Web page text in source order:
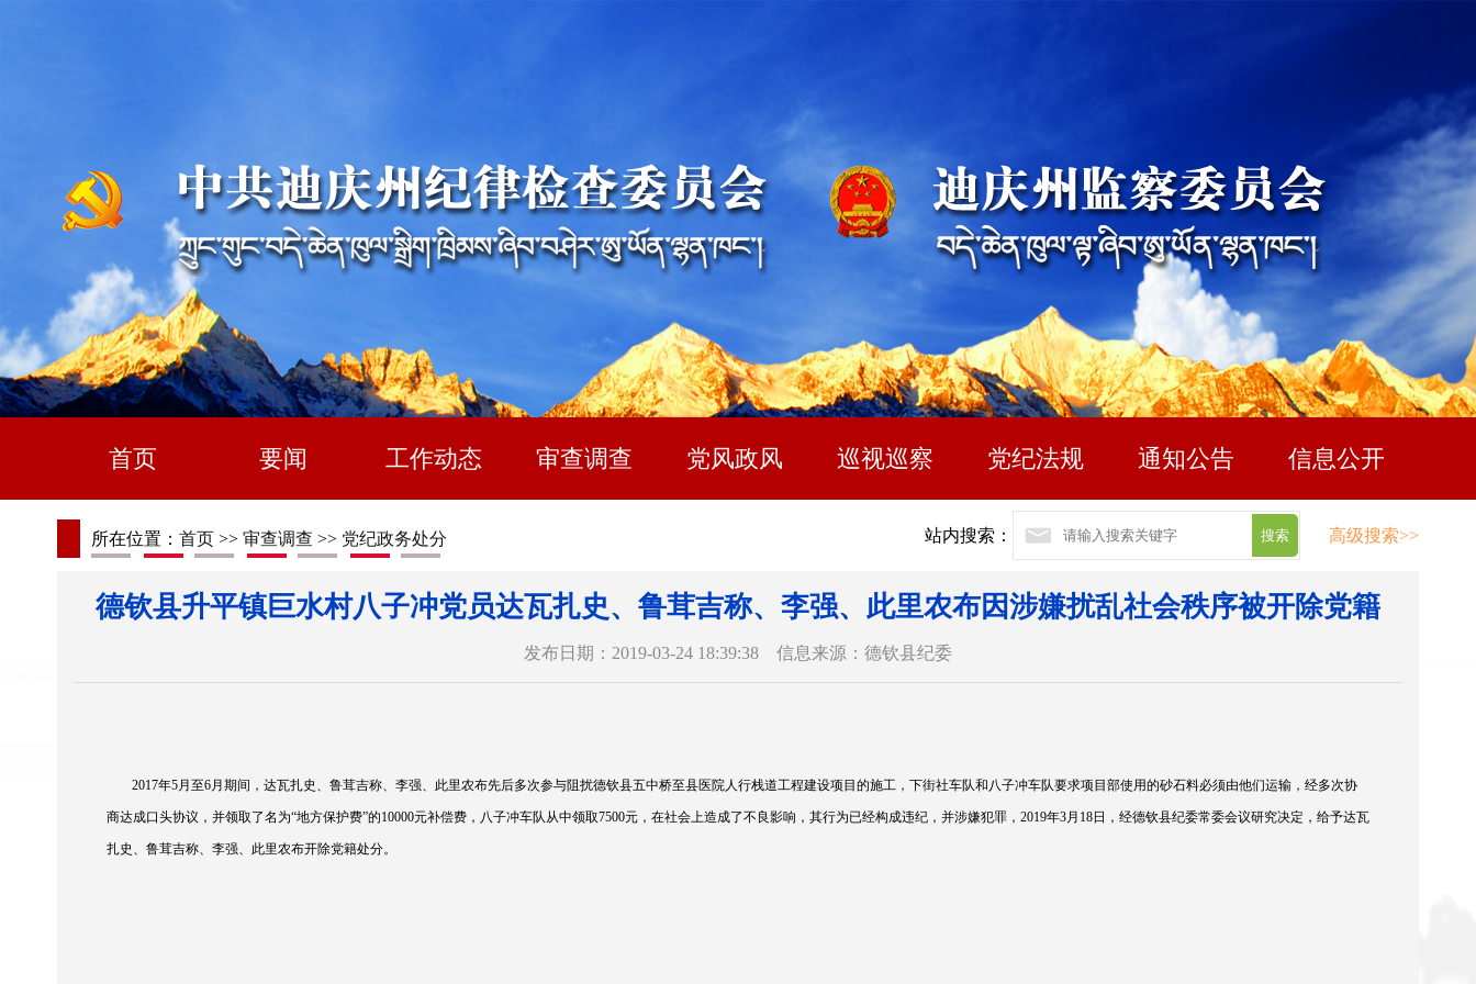
首页 要闻 工作动态 审查调查 党风政风 巡视巡察 党纪法规 通知公告 信息公开
所在位置： 首页 >> 审查调查 >> 党纪政务处分 站内搜索： 高级搜索>>
德钦县升平镇巨水村八子冲党员达瓦扎史、鲁茸吉称、李强、此里农布因涉嫌扰乱社会秩序被开除党籍
发布日期：2019-03-24 18:39:38 信息来源：德钦县纪委
2017年5月至6月期间，达瓦扎史、鲁茸吉称、李强、此里农布先后多次参与阻扰德钦县五中桥至县医院人行栈道工程建设项目的施工，下街社车队和八子冲车队要求项目部使用的砂石料必须由他们运输，经多次协
商达成口头协议，并领取了名为“地方保护费”的10000元补偿费，八子冲车队从中领取7500元，在社会上造成了不良影响，其行为已经构成违纪，并涉嫌犯罪，2019年3月18日，经德钦县纪委常委会议研究决定，给予达瓦
扎史、鲁茸吉称、李强、此里农布开除党籍处分。